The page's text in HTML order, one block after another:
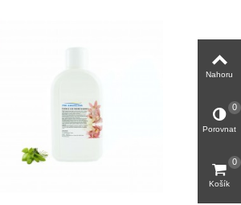
Nahoru
Porovnat
0
Košík
0